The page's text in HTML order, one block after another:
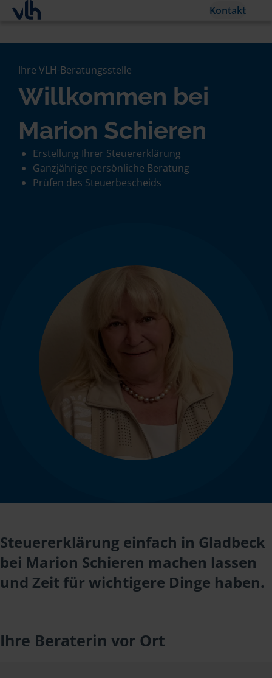
Kontakt
Ihre VLH-Beratungsstelle
Willkommen bei
Marion Schieren
Erstellung Ihrer Steuererklärung
Ganzjährige persönliche Beratung
Prüfen des Steuerbescheids
Steuererklärung einfach in Gladbeck
bei Marion Schieren machen lassen
und Zeit für wichtigere Dinge haben.
Ihre Beraterin vor Ort